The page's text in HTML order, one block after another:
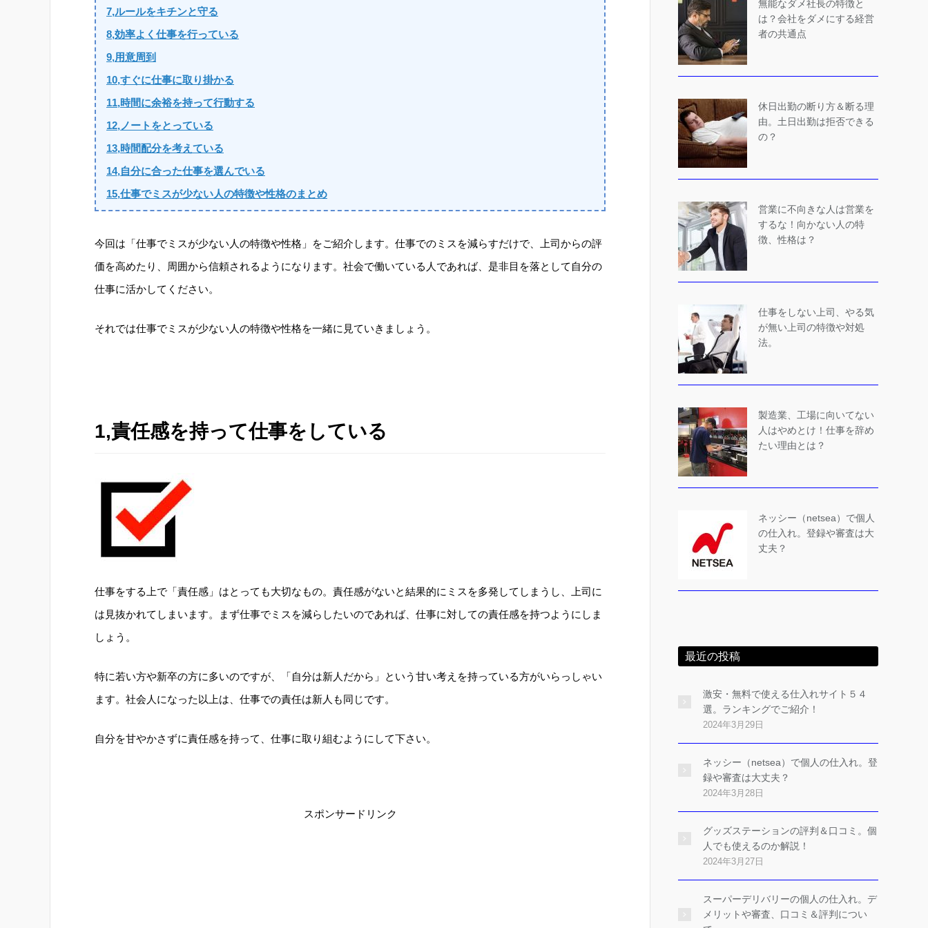
7,ルールをキチンと守る
8,効率よく仕事を行っている
9,用意周到
10,すぐに仕事に取り掛かる
11,時間に余裕を持って行動する
12,ノートをとっている
13,時間配分を考えている
14,自分に合った仕事を選んでいる
15,仕事でミスが少ない人の特徴や性格のまとめ
今回は「仕事でミスが少ない人の特徴や性格」をご紹介します。仕事でのミスを減らすだけで、上司からの評
価を高めたり、周囲から信頼されるようになります。社会で働いている人であれば、是非目を落として自分の
仕事に活かしてください。
それでは仕事でミスが少ない人の特徴や性格を一緒に見ていきましょう。
1,責任感を持って仕事をしている
仕事をする上で「責任感」はとっても大切なもの。責任感がないと結果的にミスを多発してしまうし、上司に
は見抜かれてしまいます。まず仕事でミスを減らしたいのであれば、仕事に対しての責任感を持つようにしま
しょう。
特に若い方や新卒の方に多いのですが、「自分は新人だから」という甘い考えを持っている方がいらっしゃい
ます。社会人になった以上は、仕事での責任は新人も同じです。
自分を甘やかさずに責任感を持って、仕事に取り組むようにして下さい。
スポンサードリンク
無能なダメ社長の特徴と
は？会社をダメにする経営
者の共通点
休日出勤の断り方＆断る理
由。土日出勤は拒否できる
の？
営業に不向きな人は営業を
するな！向かない人の特
徴、性格は？
仕事をしない上司、やる気
が無い上司の特徴や対処
法。
製造業、工場に向いてない
人はやめとけ！仕事を辞め
たい理由とは？
ネッシー（netsea）で個人
の仕入れ。登録や審査は大
丈夫？
最近の投稿
激安・無料で使える仕入れサイト５４
選。ランキングでご紹介！
2024年3月29日
ネッシー（netsea）で個人の仕入れ。登
録や審査は大丈夫？
2024年3月28日
グッズステーションの評判＆口コミ。個
人でも使えるのか解説！
2024年3月27日
スーパーデリバリーの個人の仕入れ。デ
メリットや審査、口コミ＆評判につい